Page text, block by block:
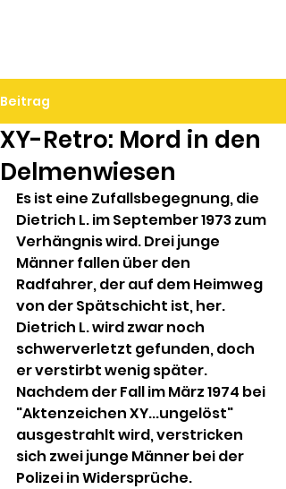
Beitrag
XY-Retro: Mord in den
Delmenwiesen
Es ist eine Zufallsbegegnung, die
Dietrich L. im September 1973 zum
Verhängnis wird. Drei junge
Männer fallen über den
Radfahrer, der auf dem Heimweg
von der Spätschicht ist, her.
Dietrich L. wird zwar noch
schwerverletzt gefunden, doch
er verstirbt wenig später.
Nachdem der Fall im März 1974 bei
"Aktenzeichen XY...ungelöst"
ausgestrahlt wird, verstricken
sich zwei junge Männer bei der
Polizei in Widersprüche.